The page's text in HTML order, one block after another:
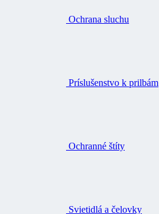
Ochrana sluchu
Príslušenstvo k prilbám
Ochranné štíty
Svietidlá a čelovky